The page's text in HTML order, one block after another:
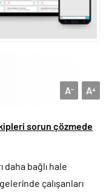
A+
A-
sorun çözmede
daha bağlı hale
çalışanları